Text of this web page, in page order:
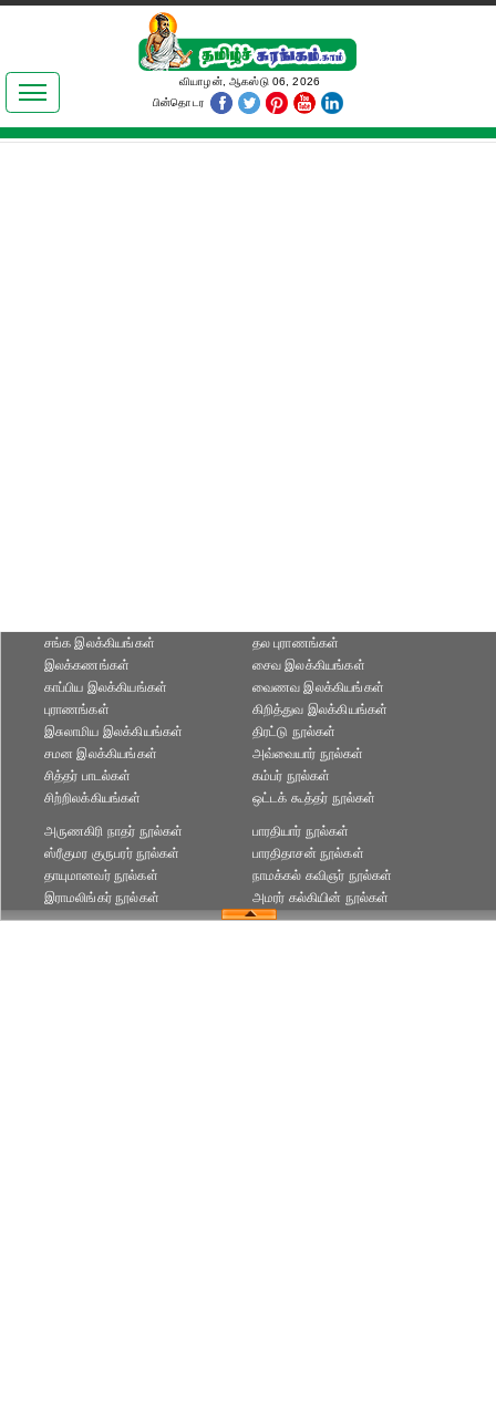
இலக்கியங்கள்
தமிழ் உலகம்
வியாழன், ஆகஸ்டு 06, 2026
பின்தொடர
சங்க இலக்கியங்கள்
இலக்கணங்கள்
காப்பிய இலக்கியங்கள்
புராணங்கள்
தல புராணங்கள்
சைவ இலக்கியங்கள்
வைணவ இலக்கியங்கள்
கிறித்துவ இலக்கியங்கள்
இசுலாமிய இலக்கியங்கள்
சமன இலக்கியங்கள்
சித்தர் பாடல்கள்
சிற்றிலக்கியங்கள்
திரட்டு நூல்கள்
அவ்வையார் நூல்கள்
கம்பர் நூல்கள்
ஒட்டக் கூத்தர் நூல்கள்
அருணகிரி நாதர் நூல்கள்
ஸ்ரீகுமர குருபரர் நூல்கள்
தாயுமானவர் நூல்கள்
இராமலிங்கர் நூல்கள்
பாரதியார் நூல்கள்
பாரதிதாசன் நூல்கள்
நாமக்கல் கவிஞர் நூல்கள்
அமரர் கல்கியின் நூல்கள்